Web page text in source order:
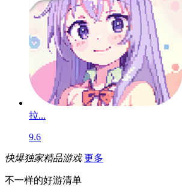
拉...
9.6
快爆独家精品游戏 更多
不一样的好游清单